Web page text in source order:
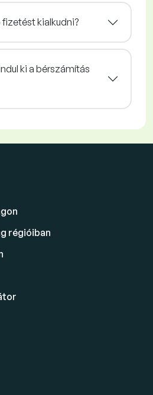
kialkudni?
ki a bérszámítás
régióiban